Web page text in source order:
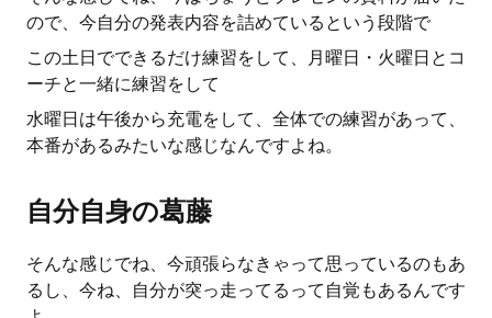
ので、今自分の発表内容を詰めているという段階で
この土日でできるだけ練習をして、月曜日・火曜日とコ
ーチと一緒に練習をして
水曜日は午後から充電をして、全体での練習があって、
本番があるみたいな感じなんですよね。
自分自身の葛藤
そんな感じでね、今頑張らなきゃって思っているのもあ
るし、今ね、自分が突っ走ってるって自覚もあるんです